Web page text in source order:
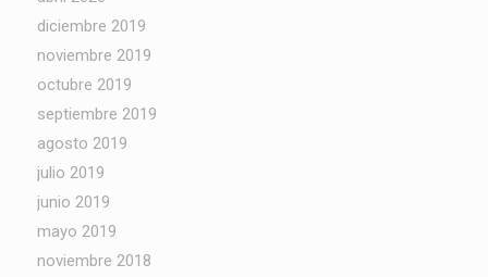
diciembre 2019
noviembre 2019
octubre 2019
septiembre 2019
agosto 2019
julio 2019
junio 2019
mayo 2019
noviembre 2018